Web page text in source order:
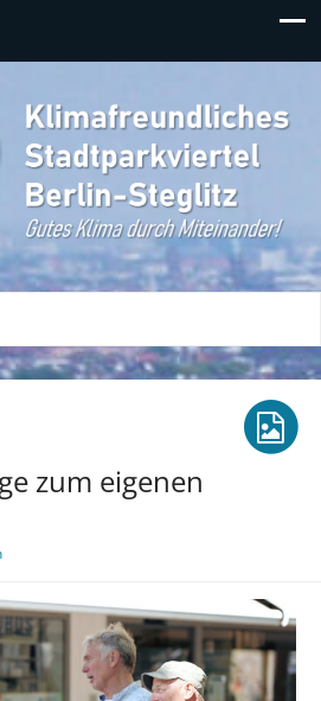
in Berlin-Steglitz!
zum eigenen